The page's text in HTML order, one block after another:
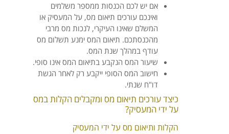
אם יש לכם הכנסות ממספר משלמים
ואינכם עורכים תיאום מס, על המעסיק או
המשלם שאינו העיקרי, לנכות מס מרבי
מהכנסתכם. תיאום המס ימנע תשלום מס
עודף במהלך שנת המס.
שיעור המס הנקבע בתיאום המס אינו סופי.
חישוב המס הסופי ייקבע רק לאחר הגשת
דו"ח שנתי.
כיצד עורכים תיאום מס ומקבלים הקלות במס
על ידי המעסיק?
הקלות ותיאום מס על ידי המעסיק